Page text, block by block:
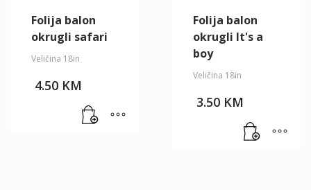
Folija balon
okrugli safari
Veličina 18in
4.50 KM
Folija balon
okrugli It's a
boy
Veličina 18in
3.50 KM